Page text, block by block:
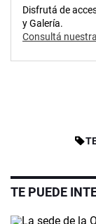
Disfrutá de
y Galería.
Consultá
TE PUEDE